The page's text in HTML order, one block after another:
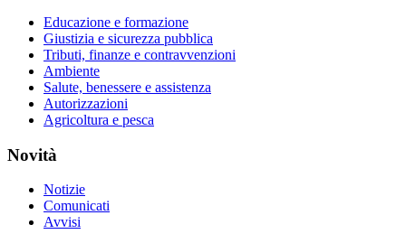
Educazione e formazione
Giustizia e sicurezza pubblica
Tributi, finanze e contravvenzioni
Ambiente
Salute, benessere e assistenza
Autorizzazioni
Agricoltura e pesca
Novità
Notizie
Comunicati
Avvisi